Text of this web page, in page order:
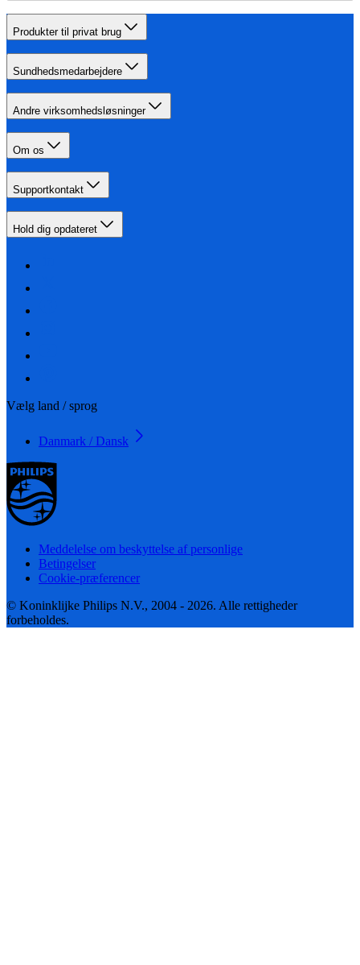
Produkter til privat brug
Sundhedsmedarbejdere
Andre virksomhedsløsninger
Om os
Supportkontakt
Hold dig opdateret
Vælg land / sprog
Danmark / Dansk
Meddelelse om beskyttelse af personlige
Betingelser
Cookie-præferencer
© Koninklijke Philips N.V., 2004 - 2026. Alle rettigheder
forbeholdes.